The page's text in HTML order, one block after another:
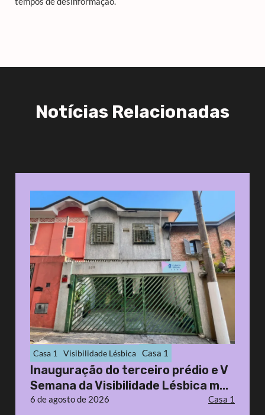
Notícias Relacionadas
Casa 1 Visibilidade Lésbica Casa 1
Inauguração do terceiro prédio e V
Semana da Visibilidade Lésbica m...
6 de agosto de 2026 Casa 1